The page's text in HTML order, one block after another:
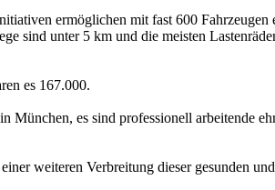
ermöglichen mit fast 600
sind unter 5 km und die meisten
es 167.000.
es sind professionell arbeitende
weiteren Verbreitung dieser gesunden